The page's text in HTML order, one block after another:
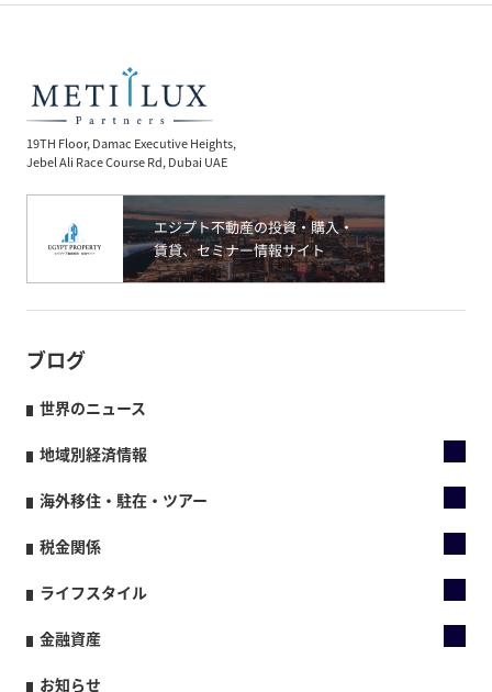
19TH Floor, Damac Executive Heights,
Jebel Ali Race Course Rd, Dubai UAE
ブログ
世界のニュース
地域別経済情報
海外移住・駐在・ツアー
税金関係
ライフスタイル
金融資産
お知らせ